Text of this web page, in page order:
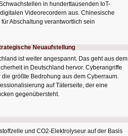
in hunderttausenden IoT-
Videorecordern aus. Chinesische
Abschaltung verantwortlich sein
Neuaufstellung
ist weiter angespannt. Das geht aus dem
in Deutschland hervor. Cyberangriffe
größte Bedrohung aus dem Cyberraum.
auf Täterseite, der eine
gegenübersteht.
und CO2-Elektrolyseur auf der Basis